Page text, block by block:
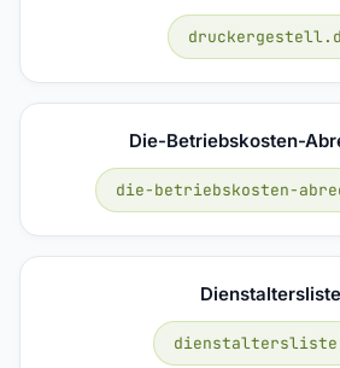
Die-Betriebskosten-
die-betriebskosten-
Dienstaltersliste